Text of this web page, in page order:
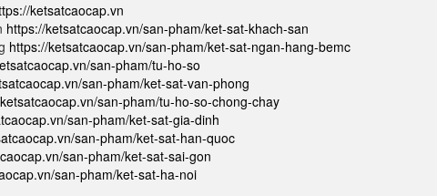
ketsatcaocap.vn
https://ketsatcaocap.vn/san-pham/ket-sat-khach-san
https://ketsatcaocap.vn/san-pham/ket-sat-ngan-hang-bemc
san-pham/tu-ho-so
san-pham/ket-sat-van-phong
san-pham/tu-ho-so-chong-chay
san-pham/ket-sat-gia-dinh
san-pham/ket-sat-han-quoc
san-pham/ket-sat-sai-gon
san-pham/ket-sat-ha-noi